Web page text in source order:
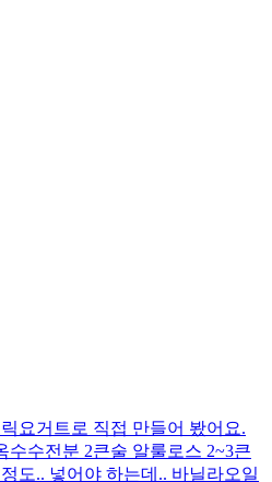
요거트로 직접 만들어 봤어요.
수수전분 2큰술 알룰로스 2~3큰
도.. 넣어야 하는데.. 바닐라오일